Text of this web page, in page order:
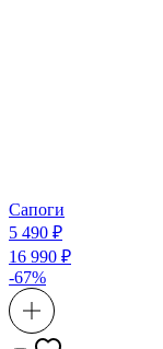
Сапоги
5 490 ₽
16 990 ₽
-67%